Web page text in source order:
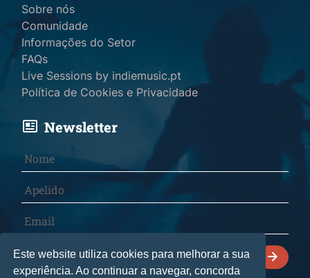
Este website utiliza cookies para melhorar a sua
experiência. Ao continuar a navegar, concorda
Sobre nós
Comunidade
Informações do Setor
FAQs
Live Sessions by indiemusic.pt
Política de Cookies e Privacidade
Newsletter
Declaro que li e aceito aPolítica de Cookies e